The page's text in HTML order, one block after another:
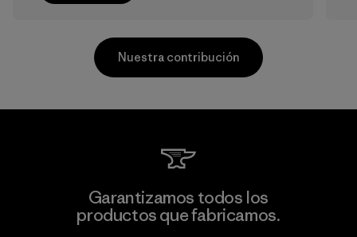
MAS Active (Pvt) Ltd - Sleekline
Nuestra contribución
Garantizamos todos los
productos que fabricamos.